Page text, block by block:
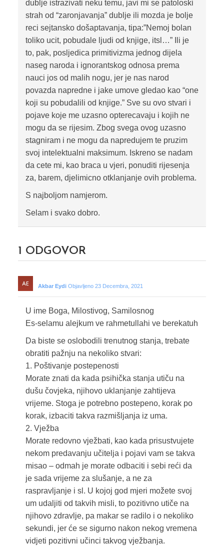
dublje istrazivati neku temu, javi mi se patoloski
strah od “zaronjavanja” dublje ili mozda je bolje
reci sejtansko došaptavanja, tipa:”Nemoj bolan
toliko ucit, pobudale ljudi od knjige, itsl…” Ili je
to, pak, posljedica primitivizma jednog dijela
naseg naroda i ignorantskog odnosa prema
nauci jos od malih nogu, jer je nas narod
povazda napredne i jake umove gledao kao “one
koji su pobudalili od knjige.” Sve su ovo stvari i
pojave koje me uzasno opterecavaju i kojih ne
mogu da se rijesim. Zbog svega ovog uzasno
stagniram i ne mogu da napredujem te pruzim
svoj intelektualni maksimum. Iskreno se nadam
da cete mi, kao braca u vjeri, ponuditi rijesenja
za, barem, djelimicno otklanjanje ovih problema.
S najboljom namjerom.
Selam i svako dobro.
1 ODGOVOR
Akbar Eydi Objavljeno 23 Decembra, 2021
U ime Boga, Milostivog, Samilosnog
Es-selamu alejkum ve rahmetullahi ve berekatuh
Da biste se oslobodili trenutnog stanja, trebate
obratiti pažnju na nekoliko stvari:
1. Poštivanje postepenosti
Morate znati da kada psihička stanja utiču na
dušu čovjeka, njihovo uklanjanje zahtijeva
vrijeme. Stoga je potrebno postepeno, korak po
korak, izbaciti takva razmišljanja iz uma.
2. Vježba
Morate redovno vježbati, kao kada prisustvujete
nekom predavanju učitelja i pojavi vam se takva
misao – odmah je morate odbaciti i sebi reći da
je sada vrijeme za slušanje, a ne za
raspravljanje i sl. U kojoj god mjeri možete svoj
um udaljiti od takvih misli, to pozitivno utiče na
njihovo zdravlje, pa makar se radilo i o nekoliko
sekundi, jer će se sigurno nakon nekog vremena
vidjeti pozitivni učinci takvog vježbanja.